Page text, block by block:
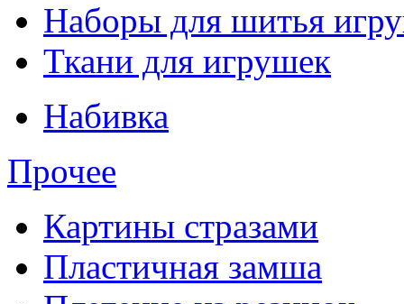
Наборы для шитья
Ткани для игрушек
Набивка
Прочее
Картины стразами
Пластичная замша